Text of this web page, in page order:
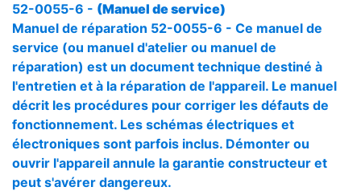
52-0055-6 - (Manuel de service)
Manuel de réparation 52-0055-6 - Ce manuel de
service (ou manuel d'atelier ou manuel de
réparation) est un document technique destiné à
l'entretien et à la réparation de l'appareil. Le manuel
décrit les procédures pour corriger les défauts de
fonctionnement. Les schémas électriques et
électroniques sont parfois inclus. Démonter ou
ouvrir l'appareil annule la garantie constructeur et
peut s'avérer dangereux.